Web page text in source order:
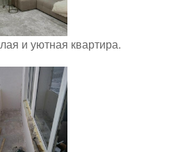
и уютная квартира.